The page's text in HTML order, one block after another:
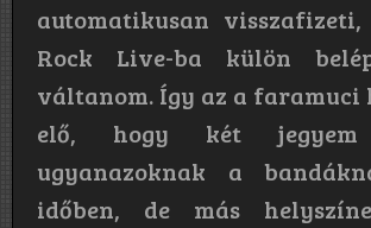
automatikusan
Rock Live-ba külön
váltanom. Így az a
elő, hogy két
ugyanazoknak a
időben, de más